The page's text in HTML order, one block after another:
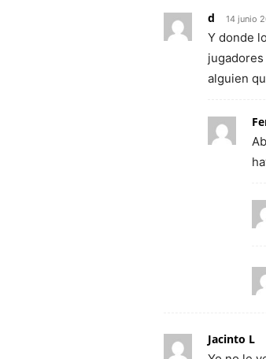
d 14 junio
Y donde
alguien
Jacinto L